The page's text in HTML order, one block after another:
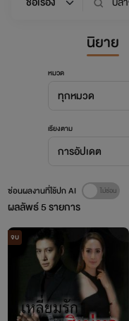
นิยาย
หมวด
ทุกหมวด
เรียงตาม
การอัปเดต
ผลลัพธ์5รายการ
ซ่อนผลงานที่ใช้ปก AI
จบ